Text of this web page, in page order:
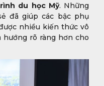
du học Mỹ. Những
đã giúp các bậc phụ
nhiều kiến thức vô
rõ ràng hơn cho